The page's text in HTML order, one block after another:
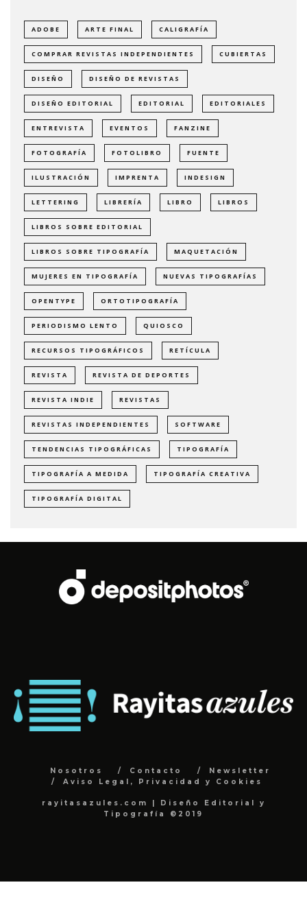
ADOBE ARTE FINAL CALIGRAFÍA
COMPRAR REVISTAS INDEPENDIENTES CUBIERTAS
DISEÑO DISEÑO DE REVISTAS
DISEÑO EDITORIAL EDITORIAL EDITORIALES
ENTREVISTA EVENTOS FANZINE
FOTOGRAFÍA FOTOLIBRO FUENTE
ILUSTRACIÓN IMPRENTA INDESIGN
LETTERING LIBRERÍA LIBRO LIBROS
LIBROS SOBRE EDITORIAL
LIBROS SOBRE TIPOGRAFÍA MAQUETACIÓN
MUJERES EN TIPOGRAFÍA NUEVAS TIPOGRAFÍAS
OPENTYPE ORTOTIPOGRAFÍA
PERIODISMO LENTO QUIOSCO
RECURSOS TIPOGRÁFICOS RETÍCULA
REVISTA REVISTA DE DEPORTES
REVISTA INDIE REVISTAS
REVISTAS INDEPENDIENTES SOFTWARE
TENDENCIAS TIPOGRÁFICAS TIPOGRAFÍA
TIPOGRAFÍA A MEDIDA TIPOGRAFÍA CREATIVA
TIPOGRAFÍA DIGITAL
Nosotros Contacto
Newsletter
Aviso Legal, Privacidad y Cookies
rayitasazules.com | Diseño Editorial y
Tipografía ©2019